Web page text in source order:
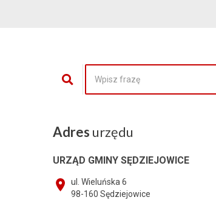
Adres urzędu
URZĄD GMINY SĘDZIEJOWICE
ul. Wieluńska 6
98-160 Sędziejowice